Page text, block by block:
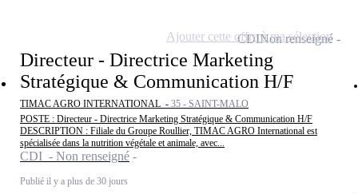
Directeur - Directrice Marketing
Stratégique & Communication H/F
TIMAC AGRO INTERNATIONAL - 35 - SAINT-MALO
POSTE : Directeur - Directrice Marketing Stratégique & Communication H/F
DESCRIPTION : Filiale du Groupe Roullier, TIMAC AGRO International est
spécialisée dans la nutrition végétale et animale, avec...
CDI - Non renseigné
Publié il y a plus de 30 jours
CDINon renseigné
Ajouter cette offre à ma sélection